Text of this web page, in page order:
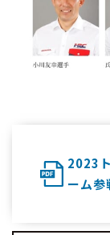
2023
ーム参